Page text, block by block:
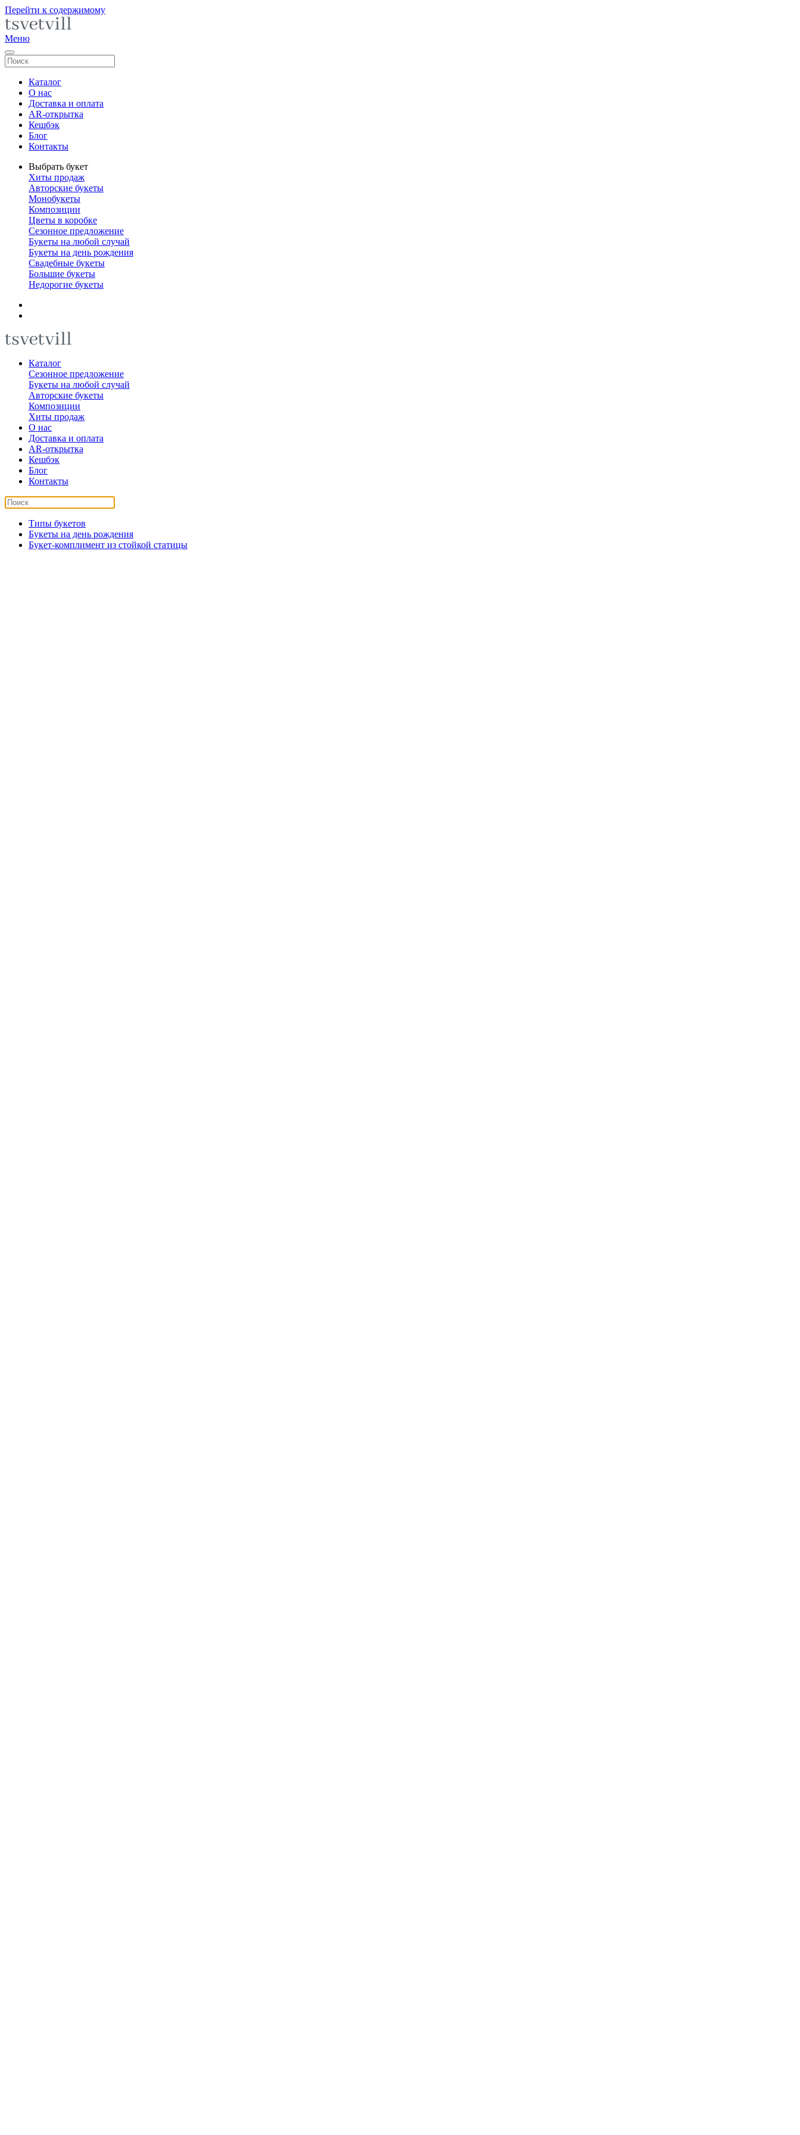
Перейти к содержимому
Меню
Каталог
О нас
Доставка и оплата
AR-открытка
Кешбэк
Блог
Контакты
Выбрать букет
Хиты продаж
Авторские букеты
Монобукеты
Композиции
Цветы в коробке
Сезонное предложение
Букеты на любой случай
Букеты на день рождения
Свадебные букеты
Большие букеты
Недорогие букеты
Каталог
Сезонное предложение
Букеты на любой случай
Авторские букеты
Композиции
Хиты продаж
О нас
Доставка и оплата
AR-открытка
Кешбэк
Блог
Контакты
Типы букетов
Букеты на день рождения
Букет-комплимент из стойкой статицы